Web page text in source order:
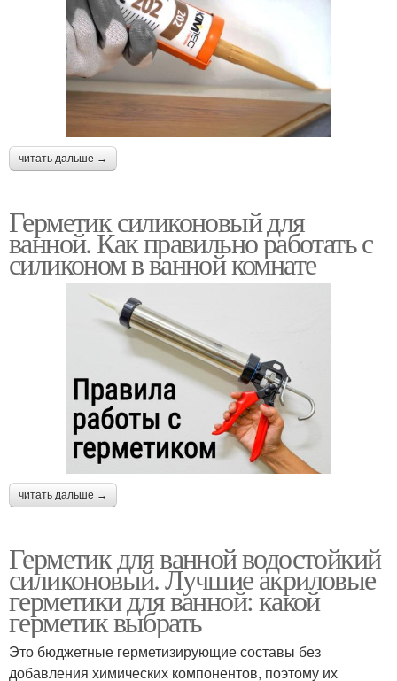
читать дальше →
Герметик силиконовый для
ванной. Как правильно работать с
силиконом в ванной комнате
читать дальше →
Герметик для ванной водостойкий
силиконовый. Лучшие акриловые
герметики для ванной: какой
герметик выбрать
Это бюджетные герметизирующие составы без
добавления химических компонентов, поэтому их